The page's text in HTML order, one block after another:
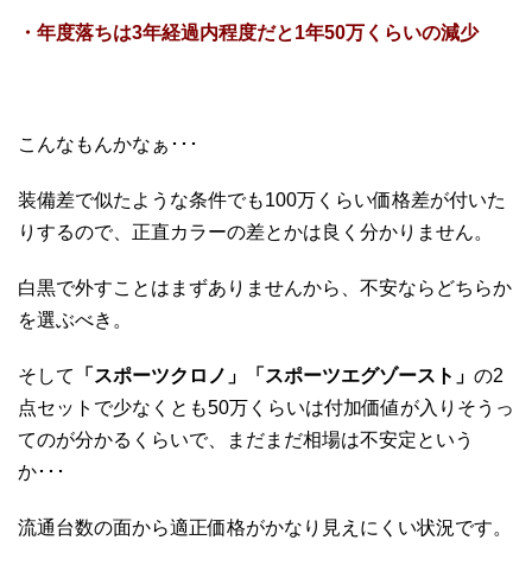
・年度落ちは3年経過内程度だと1年50万くらいの減少
こんなもんかなぁ･･･
装備差で似たような条件でも100万くらい価格差が付いた
りするので、正直カラーの差とかは良く分かりません。
白黒で外すことはまずありませんから、不安ならどちらか
を選ぶべき。
そして 「スポーツクロノ」「スポーツエグゾースト」 の2
点セットで少なくとも50万くらいは付加価値が入りそうっ
てのが分かるくらいで、まだまだ相場は不安定という
か･･･
流通台数の面から適正価格がかなり見えにくい状況です。